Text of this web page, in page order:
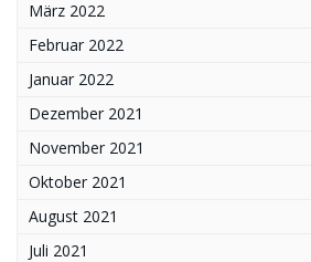
März 2022
Februar 2022
Januar 2022
Dezember 2021
November 2021
Oktober 2021
August 2021
Juli 2021